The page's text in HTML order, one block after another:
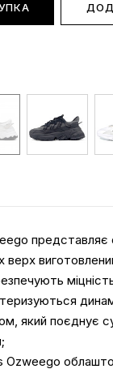
представляє
верх
який поєднує
Ozweego